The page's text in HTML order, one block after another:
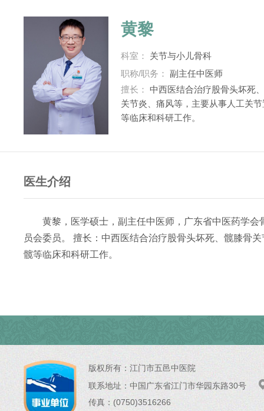
黄黎
科室：
关节与小儿骨科
职称/职务： 副主任中医师
擅长： 中西医结合治疗股骨头坏死
关节炎、痛风等，主要从事人工关
等临床和科研工作。
医生介绍
黄黎，医学硕士，副主任中医师，广东省中医药学
员会委员。 擅长：中西医结合治疗股骨头坏死、髋膝骨
髋等临床和科研工作。
版权所有： 江门市五邑中医院
联系地址：中国广东省江门市华园东路30号
传真：(0750)3516266